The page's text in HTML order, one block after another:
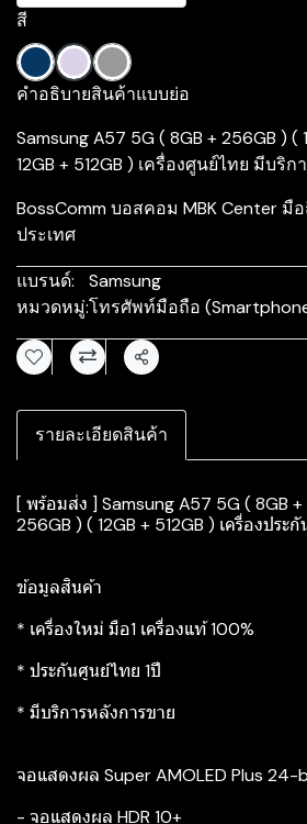
สี
คำอธิบายสินค้าแบบย่อ
Samsung A57 5G ( 8GB + 256GB ) (
12GB + 512GB ) เครื่องศูนย์ไทย มีบริ
BossComm บอสคอม MBK Center มื
ประเทศ
แบรนด์:
Samsung
หมวดหมู่:โทรศัพท์มือถือ
แชร์
รายละเอียดสินค้า
[ พร้อมส่ง ] Samsung A57 5G ( 8GB +
256GB ) ( 12GB + 512GB ) เครื่องประ
ข้อมูลสินค้า
* เครื่องใหม่ มือ1 เครื่องแท้ 100%
* ประกันศูนย์ไทย 1ปี
* มีบริการหลังการขาย
จอแสดงผล Super AMOLED Plus 24-
- จอแสดงผล HDR 10+